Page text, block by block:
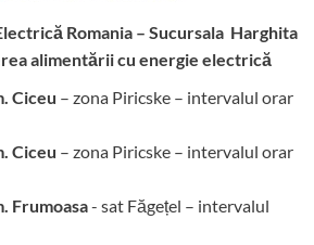
Romania – Sucursala Harghita
alimentării cu energie electrică
Ciceu – zona Piricske – intervalul orar
Ciceu – zona Piricske – intervalul orar
Frumoasa- sat Făgețel – intervalul